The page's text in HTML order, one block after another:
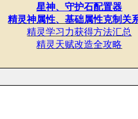
星神、守护石配置器
精灵神属性、基础属性克制关
精灵学习力获得方法汇总
精灵天赋改造全攻略